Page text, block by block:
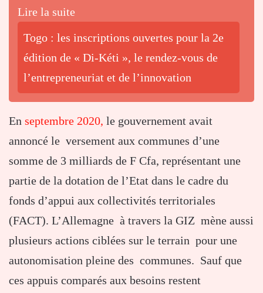
Lire la suite
Togo : les inscriptions ouvertes pour la 2e
édition de « Di-Kéti », le rendez-vous de
l’entrepreneuriat et de l’innovation
En septembre 2020, le gouvernement avait
annoncé le versement aux communes d’une
somme de 3 milliards de F Cfa, représentant une
partie de la dotation de l’Etat dans le cadre du
fonds d’appui aux collectivités territoriales
(FACT). L’Allemagne à travers la GIZ mène aussi
plusieurs actions ciblées sur le terrain pour une
autonomisation pleine des communes. Sauf que
ces appuis comparés aux besoins restent